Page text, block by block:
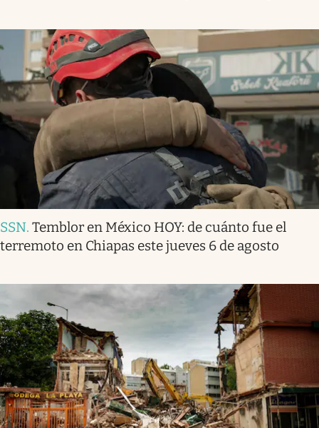
SSN. Temblor en México HOY: de cuánto fue el
terremoto en Chiapas este jueves 6 de agosto